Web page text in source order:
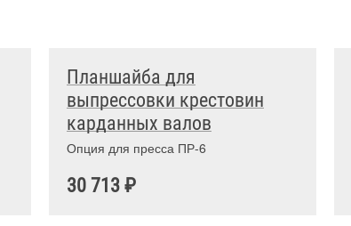
Планшайба для
выпрессовки крестовин
карданных валов
Опция для пресса ПР-6
30 713 ₽